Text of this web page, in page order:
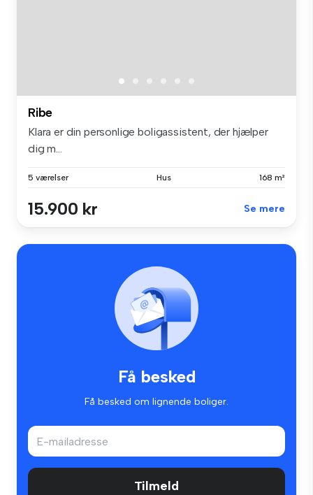
Ribe
Klara er din personlige boligassistent, der hjælper
dig m...
5 værelser Hus 168 m²
15.900 kr Se mere
Få besked
Få besked om lignende boliger.
Tilmeld